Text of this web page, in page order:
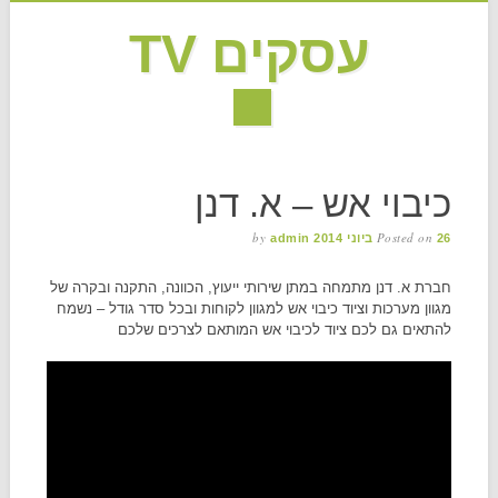
עסקים TV
כיבוי אש – א. דנן
Posted on 26 ביוני 2014 byadmin
חברת א. דנן מתמחה במתן שירותי ייעוץ, הכוונה, התקנה ובקרה של
מגוון מערכות וציוד כיבוי אש למגוון לקוחות ובכל סדר גודל – נשמח
להתאים גם לכם ציוד לכיבוי אש המותאם לצרכים שלכם